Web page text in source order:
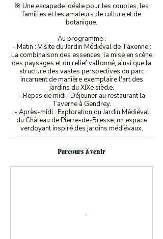
🎯 Une escapade idéale pour les couples, les
familles et les amateurs de culture et de
botanique.
Au programme :
- Matin : Visite du Jardin Médiéval de Taxenne :
La combinaison des essences, la mise en scène
des paysages et du relief vallonné, ainsi que la
structure des vastes perspectives du parc
incarnent de manière exemplaire l'art des
jardins du XIXe siècle.
- Repas de midi : Déjeuner au restaurant la
Taverne à Gendrey.
- Après-midi : Exploration du Jardin Médiéval
du Château de Pierre-de-Bresse, un espace
verdoyant inspiré des jardins médiévaux.
Parcours à venir